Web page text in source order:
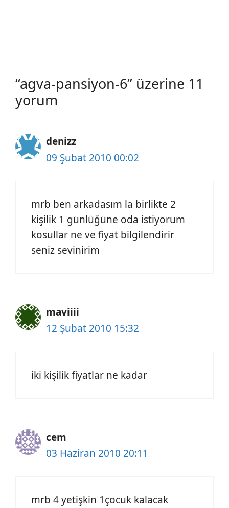
“agva-pansiyon-6” üzerine 11
yorum
denizz
09 Şubat 2010 00:02
mrb ben arkadasım la birlikte 2
kişilik 1 günlüğüne oda istiyorum
kosullar ne ve fiyat bilgilendirir
seniz sevinirim
maviiii
12 Şubat 2010 15:32
iki kişilik fiyatlar ne kadar
cem
03 Haziran 2010 20:11
mrb 4 yetişkin 1çocuk kalacak